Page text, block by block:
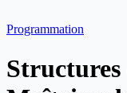
Programmation
Structures